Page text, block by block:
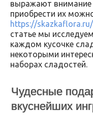
выражают внимание
приобрести их
https://
статье мы
каждом кусочке
некоторыми
наборах сладостей.
Чудесные
вкуснейших